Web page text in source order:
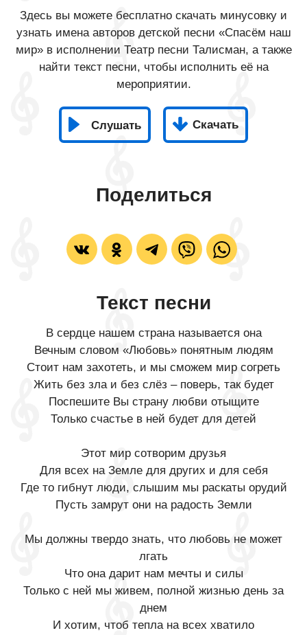
Здесь вы можете бесплатно скачать минусовку и
узнать имена авторов детской песни «Спасём наш
мир» в исполнении Театр песни Талисман, а также
найти текст песни, чтобы исполнить её на
мероприятии.
Слушать Скачать
Поделиться
Текст песни
В сердце нашем страна называется она
Вечным словом «Любовь» понятным людям
Стоит нам захотеть, и мы сможем мир согреть
Жить без зла и без слёз – поверь, так будет
Поспешите Вы страну любви отыщите
Только счастье в ней будет для детей
Этот мир сотворим друзья
Для всех на Земле для других и для себя
Где то гибнут люди, слышим мы раскаты орудий
Пусть замрут они на радость Земли
Мы должны твердо знать, что любовь не может
лгать
Что она дарит нам мечты и силы
Только с ней мы живем, полной жизнью день за
днем
И хотим, чтоб тепла на всех хватило